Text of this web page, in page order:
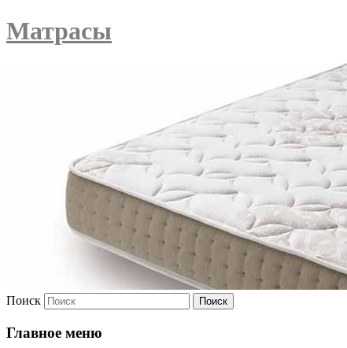
Матрасы
Поиск
Главное меню